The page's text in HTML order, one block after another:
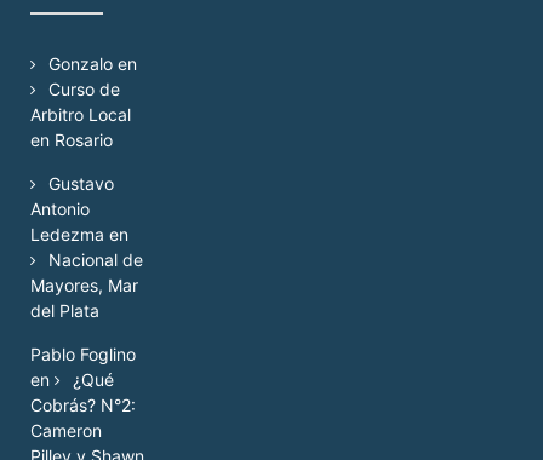
Gonzalo en
Curso de
Arbitro Local
en Rosario
Gustavo
Antonio
Ledezma en
Nacional de
Mayores, Mar
del Plata
Pablo Foglino
en
¿Qué
Cobrás? N°2:
Cameron
Pilley v Shawn